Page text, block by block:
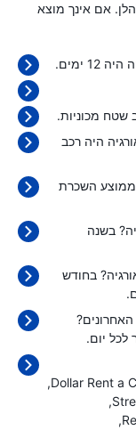
אם אינך מוצא
ימים.
שטח מכוניות.
היה רכב
ממוצע השכרת
בשנה
בחודש
- 12 החודשים האחרונים?
לכל יום.
Dollar Rent a